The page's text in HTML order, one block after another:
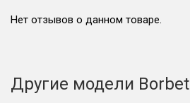
Нет отзывов о данном товаре.
Другие модели Borbet